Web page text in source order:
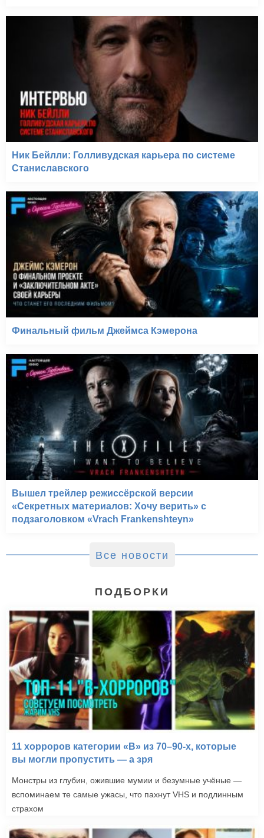
Ник Бейлли: Голливудская карьера по системе
Станиславского
Финальный фильм Джеймса Кэмерона
Вышел трейлер режиссёрской версии
«Секретных материалов: Хочу верить» с
подзаголовком «Vrach Frankenshteyn»
Все новости
ПОДБОРКИ
11 хорроров категории «B» из 70–90-х, которые
вы могли пропустить — а зря
Монстры из глубин, ожившие мумии и безумные учёные —
вспоминаем те самые ужасы, что пахнут VHS и подлинным
страхом